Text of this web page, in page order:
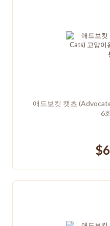
애드보킷 캣츠
6